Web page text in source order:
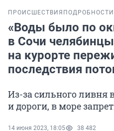
ПРОИСШЕСТВИЯ ПОДРОБНОСТИ
«Воды было по
в Сочи
на курорте
последствия
Из-за сильного ливня
и дороги, в море
14 июня 2023, 18:05 38 482